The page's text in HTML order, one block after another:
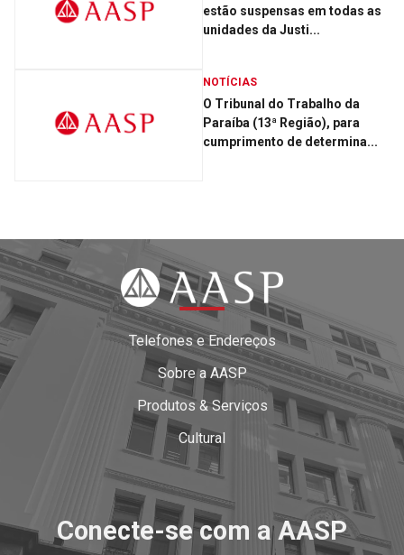
estão suspensas em todas as
unidades da Justi...
NOTÍCIAS
O Tribunal do Trabalho da
Paraíba (13ª Região), para
cumprimento de determina...
Telefones e Endereços
Sobre a AASP
Produtos & Serviços
Cultural
Conecte-se com a AASP